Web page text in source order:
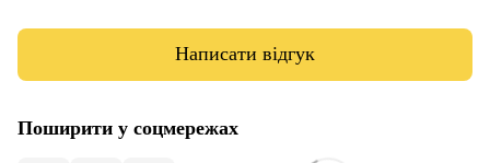
Написати відгук
Поширити у соцмережах